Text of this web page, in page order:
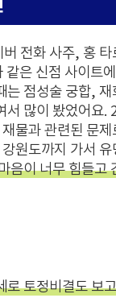
전화 사주, 홍 타
은 신점 사이트
는 점성술 궁합,
서 많이 봤었어요.
물과 관련된 문제
원도까지 가서
음이 너무 힘들고
로 토정비결도 보